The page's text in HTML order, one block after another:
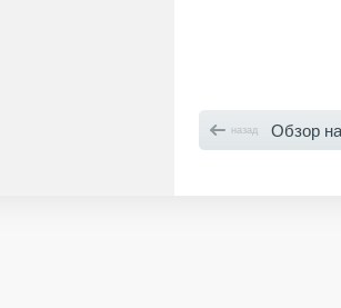
назад Обзор